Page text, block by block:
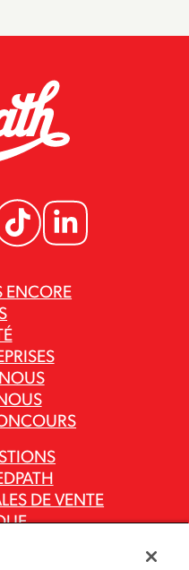
ENCORE
DE VENTE